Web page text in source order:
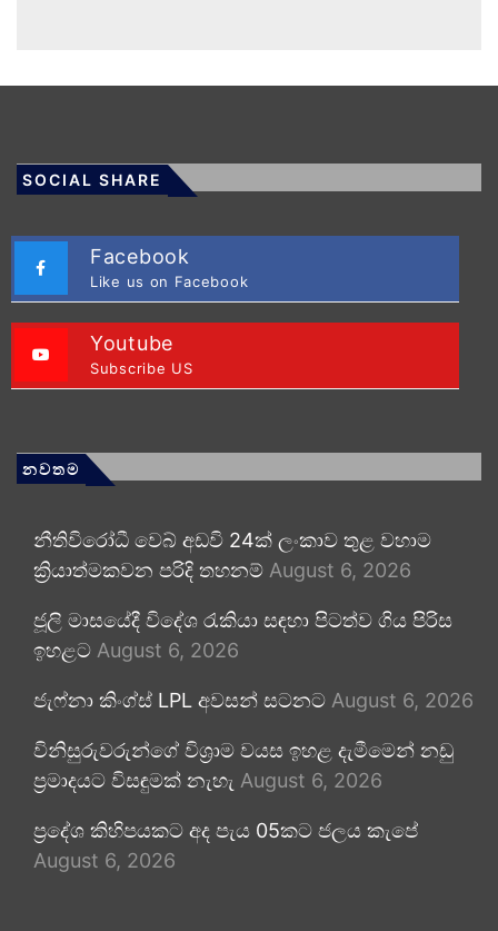
SOCIAL SHARE
Facebook
Like us on Facebook
Youtube
Subscribe US
නවතම
නීතිවිරෝධී වෙබ් අඩවි 24ක් ලංකාව තුළ වහාම
ක්‍රියාත්මකවන පරිදි තහනම් August 6, 2026
ජූලි මාසයේදී විදේශ රැකියා සඳහා පිටත්ව ගිය පිරිස
ඉහළට August 6, 2026
ජැෆ්නා කිංග්ස් LPL අවසන් සටනට August 6, 2026
විනිසුරුවරුන්ගේ විශ්‍රාම වයස ඉහළ දැමීමෙන් නඩු
ප්‍රමාදයට විසඳුමක් නැහැ August 6, 2026
ප්‍රදේශ කිහිපයකට අද පැය 05කට ජලය කැපේ
August 6, 2026